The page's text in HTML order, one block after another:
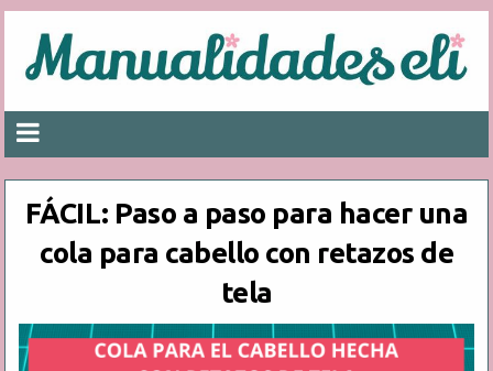
FÁCIL: Paso a paso para hacer una
cola para cabello con retazos de
tela